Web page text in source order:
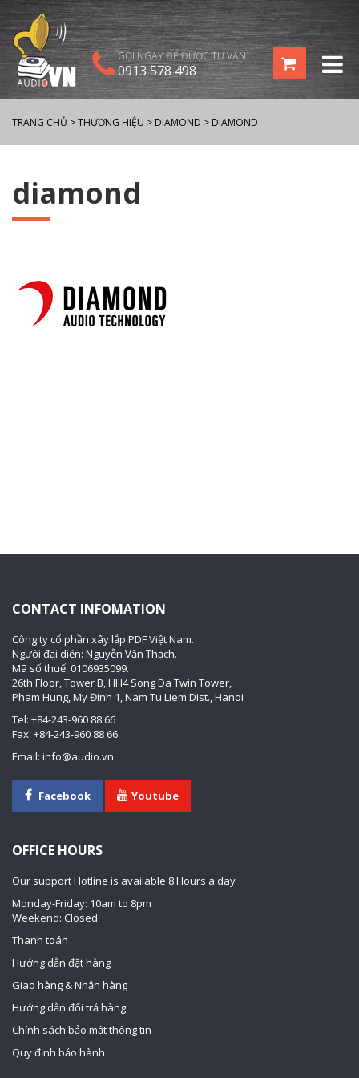
GỌI NGAY ĐỂ ĐƯỢC TƯ VẤN
0913 578 498
TRANG CHỦ >THƯƠNG HIỆU > DIAMOND > DIAMOND
diamond
CONTACT INFOMATION
Công ty cổ phần xây lắp PDF Việt Nam.
Người đại diện: Nguyễn Văn Thạch.
Mã số thuế: 0106935099.
26th Floor, Tower B, HH4 Song Da Twin Tower,
Pham Hung, My Đinh 1, Nam Tu Liem Dist., Hanoi
Tel: +84-243-960 88 66
Fax: +84-243-960 88 66
Email: info@audio.vn
Facebook Youtube
OFFICE HOURS
Our support Hotline is available 8 Hours a day
Monday-Friday: 10am to 8pm
Weekend: Closed
Thanh toán
Hướng dẫn đặt hàng
Giao hàng & Nhận hàng
Hướng dẫn đổi trả hàng
Chính sách bảo mật thông tin
Quy định bảo hành